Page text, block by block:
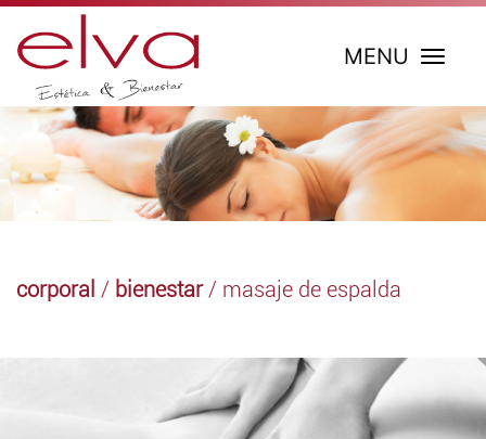
MENU
corporal / bienestar/ masaje de espalda